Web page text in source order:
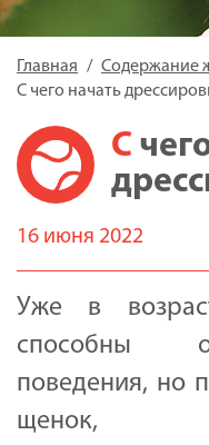
Главная
Содержание
С чего начать
С чего начать
16 июня 2022
Уже в
способны
поведения, но
щенок,